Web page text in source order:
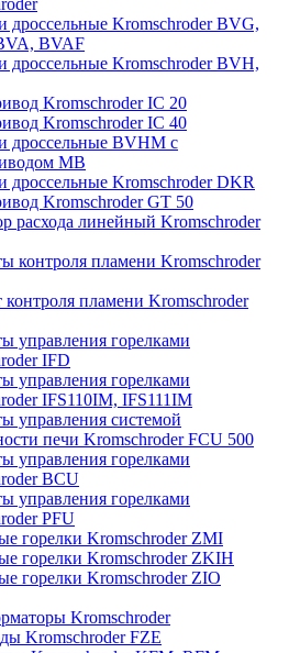
дроссельные Kromschroder BVG,
BVAF
дроссельные Kromschroder BVH,
Kromschroder IC 20
Kromschroder IC 40
дроссельные BVHM с
МВ
дроссельные Kromschroder DKR
Kromschroder GT 50
расхода линейный Kromschroder
контроля пламени Kromschroder
контроля пламени Kromschroder
управления горелками
IFD
управления горелками
IFS110IM, IFS111IM
управления системой
печи Kromschroder FCU 500
управления горелками
BCU
управления горелками
PFU
горелки Kromschroder ZМI
горелки Kromschroder ZKIH
горелки Kromschroder ZIO
Kromschroder
Kromschroder FZE